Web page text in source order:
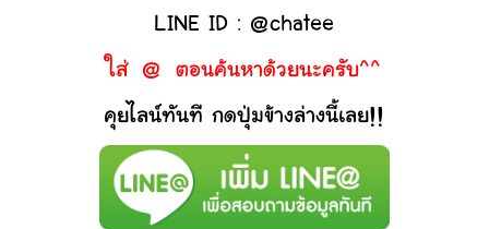
LINE ID : @chatee
ใส่ @ ตอนค้นหาด้วยนะครับ^^
คุยไลน์ทันที กดปุ่มข้างล่างนี้เลย!!